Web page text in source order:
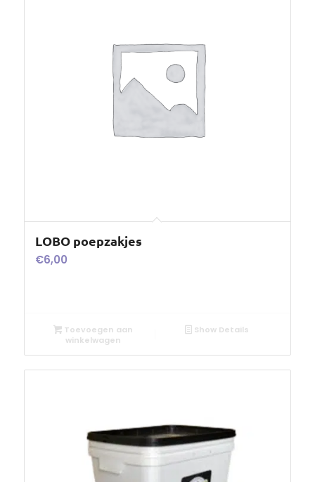
LOBO poepzakjes
€6,00
Toevoegen aan
winkelwagen
Show Details